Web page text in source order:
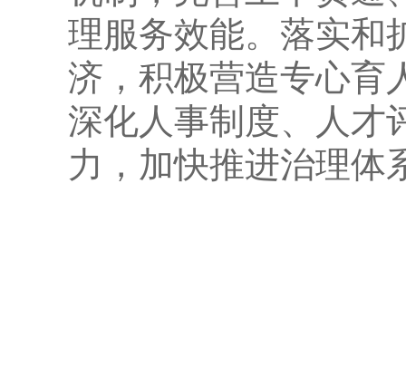
理服务效能。落实和
济，积极营造专心育
深化人事制度、人才
力，加快推进治理体